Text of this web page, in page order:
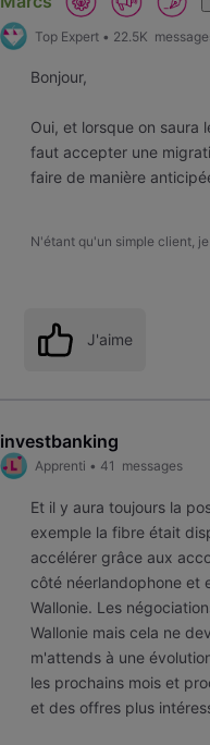
Top Expert• 22.5K
Bonjour,
Oui, et lorsque on saura
faut accepter une
faire de manière
N'étant qu'un simple client,
J'aime
investbanking
Apprenti • 41 messages
Et il y aura toujours la
exemple la fibre était
accélérer grâce aux
côté néerlandophone et
Wallonie. Les
Wallonie mais cela ne
m'attends à une
les prochains mois et
et des offres plus